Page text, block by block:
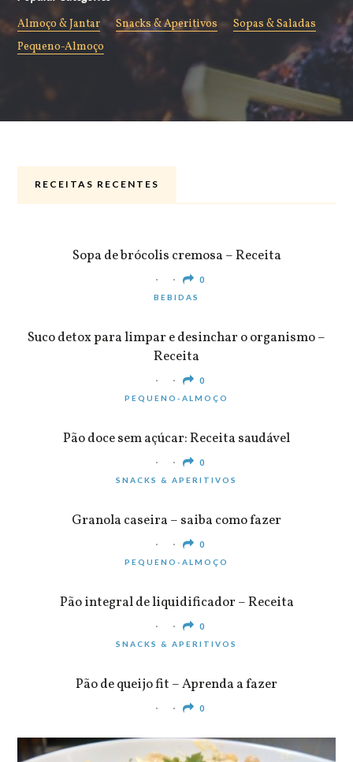
Almoço & Jantar Snacks & Aperitivos
Sopas & Saladas
Pequeno-Almoço
RECEITAS RECENTES
Sopa de brócolis cremosa – Receita
0
BEBIDAS
Suco detox para limpar e desinchar o organismo –
Receita
0
PEQUENO-ALMOÇO
Pão doce sem açúcar: Receita saudável
0
SNACKS & APERITIVOS
Granola caseira – saiba como fazer
0
PEQUENO-ALMOÇO
Pão integral de liquidificador – Receita
0
SNACKS & APERITIVOS
Pão de queijo fit – Aprenda a fazer
0